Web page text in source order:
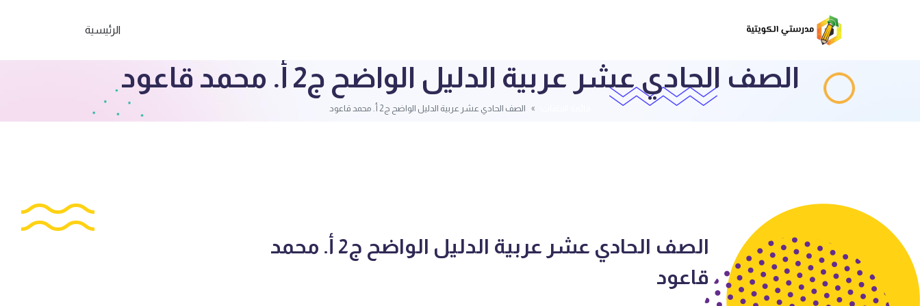
الرئيسية
الصف الحادي عشر عربية الدليل الواضح ج2 أ. محمد قاعود
الصف الحادي عشر عربية الدليل الواضح ج2 أ. محمد قاعود
الصف الحادي عشر عربية الدليل الواضح ج2 أ. محمد
قاعود